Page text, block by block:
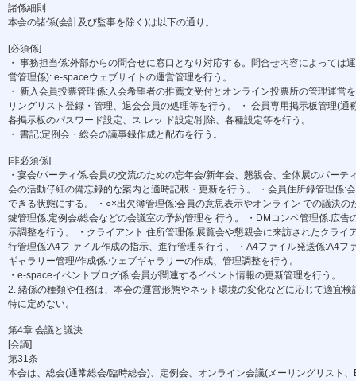
諸係細則
本会の諸係(会計及び監事を除く)は以下の通り。
[必須係]
・ 事務担当係:外部からの問合せに窓口となり対応する。問合せ内容によっては
営管理係): e-spaceウェブサイトの運営管理を行う。
・ 新入会員投票管理係:入会希望者の推薦文受付とオンライン投票所の管理運営
リングリスト登録・管理、退会会員の処理等を行う。 ・ 会員専用掲示板管理(
各掲示板のパスワード設定、ス レッ ド設定/削除、各種設定等を行う。
・ 書記:定例会・総会の議事録作成と配布を行う。
[非必須係]
・宴会/パーティ係:会員の交流のための忘年会/新年会、懇親会、全体展のパー
会の活動仔細の備忘録的な案内と適時記載・更新を行う。 ・会員住所録管理係:
できる状態にする。 ・○×出欠簿管理係:会員の意思表示やオンライン での議決
鍵管理係:定例会/総会などの会議室の予約管理を 行う。 ・DMコンペ管理係:広
示調整を行う。 ・クライアント 住所管理係:展覧会や懇親会に来訪されたクライ
行管理係:A4フ ァイル作成の指示、進行管理を行う。 ・A4ファイル発送係:A4フ
ギャラリー管理/作成係:ウェブギャラリーの作成、管理調整を行う。
・e-spaceイベントブログ係:会員が関連するイベント情報の更新管理を行う。
2. 緒係の種類や任務は、本会の運営形態やネット環境の変化などに応じて適宜
特に定めない。
第4章 会議と議決
[会議]
第31条
本会は、総会(通常総会/臨時総会)、定例会、オンライン会議(メーリングリスト